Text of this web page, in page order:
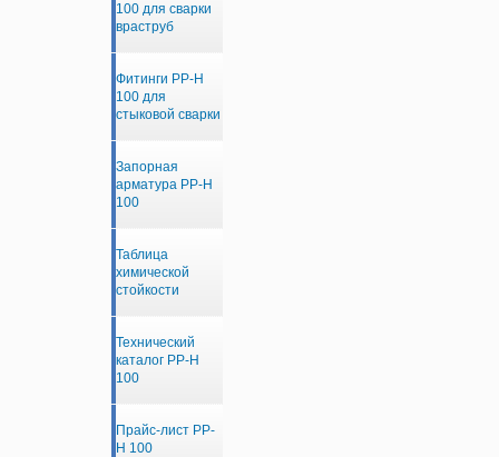
100 для сварки
враструб
Фитинги PP-H
100 для
стыковой сварки
Запорная
арматура PP-H
100
Таблица
химической
стойкости
Технический
каталог PP-H
100
Прайс-лист PP-
H 100